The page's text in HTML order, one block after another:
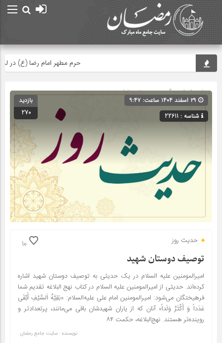
حرم مطهر امام رضا (ع) در لحظه
صفحه اصلی» گروه »حدیث رمضان
شناسه : 22611
بازدید
270
10 حدیث روز
توصیف دوستان شهید
امیرالمومنین علیه السلام در یک حدیثی به توصیف دوستان شهید اشاره
کرده‌اند. حدیثی از امیرالمومنین علیه السلام در کتاب نهج البلاغه تقدیم شما
فرهیختگان می‌شود: امیرالمومنین امام علی علیه‌السلام: «بَقِیَّهُ اَلسَّیْفِ أَبْقَی
عَدَداً وَ أَکْثَرُ وَلَداً» آنان که از یاران شهیدشان باقی می‌مانند، پرتعدادتر و
روینده‌تر هستند. نهج‌البلاغه، حکمت ۸۴
نویسنده : سایت جامع رمضان